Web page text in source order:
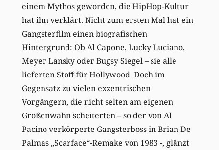
einem Mythos geworden, die HipHop-Kultur
hat ihn verklärt. Nicht zum ersten Mal hat ein
Gangsterfilm einen biografischen
Hintergrund: Ob Al Capone, Lucky Luciano,
Meyer Lansky oder Bugsy Siegel – sie alle
lieferten Stoff für Hollywood. Doch im
Gegensatz zu vielen exzentrischen
Vorgängern, die nicht selten am eigenen
Größenwahn scheiterten – so der von Al
Pacino verkörperte Gangsterboss in Brian De
Palmas „Scarface“-Remake von 1983 -, glänzt